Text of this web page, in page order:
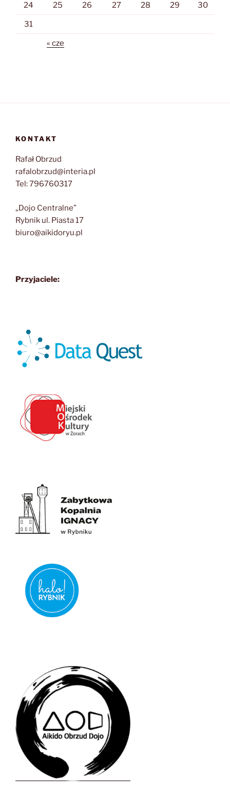
24 25 26 27 28 29 30
31
« cze
KONTAKT
Rafał Obrzud
rafalobrzud@interia.pl
Tel: 796760317
„Dojo Centralne”
Rybnik ul. Piasta 17
biuro@aikidoryu.pl
Przyjaciele: